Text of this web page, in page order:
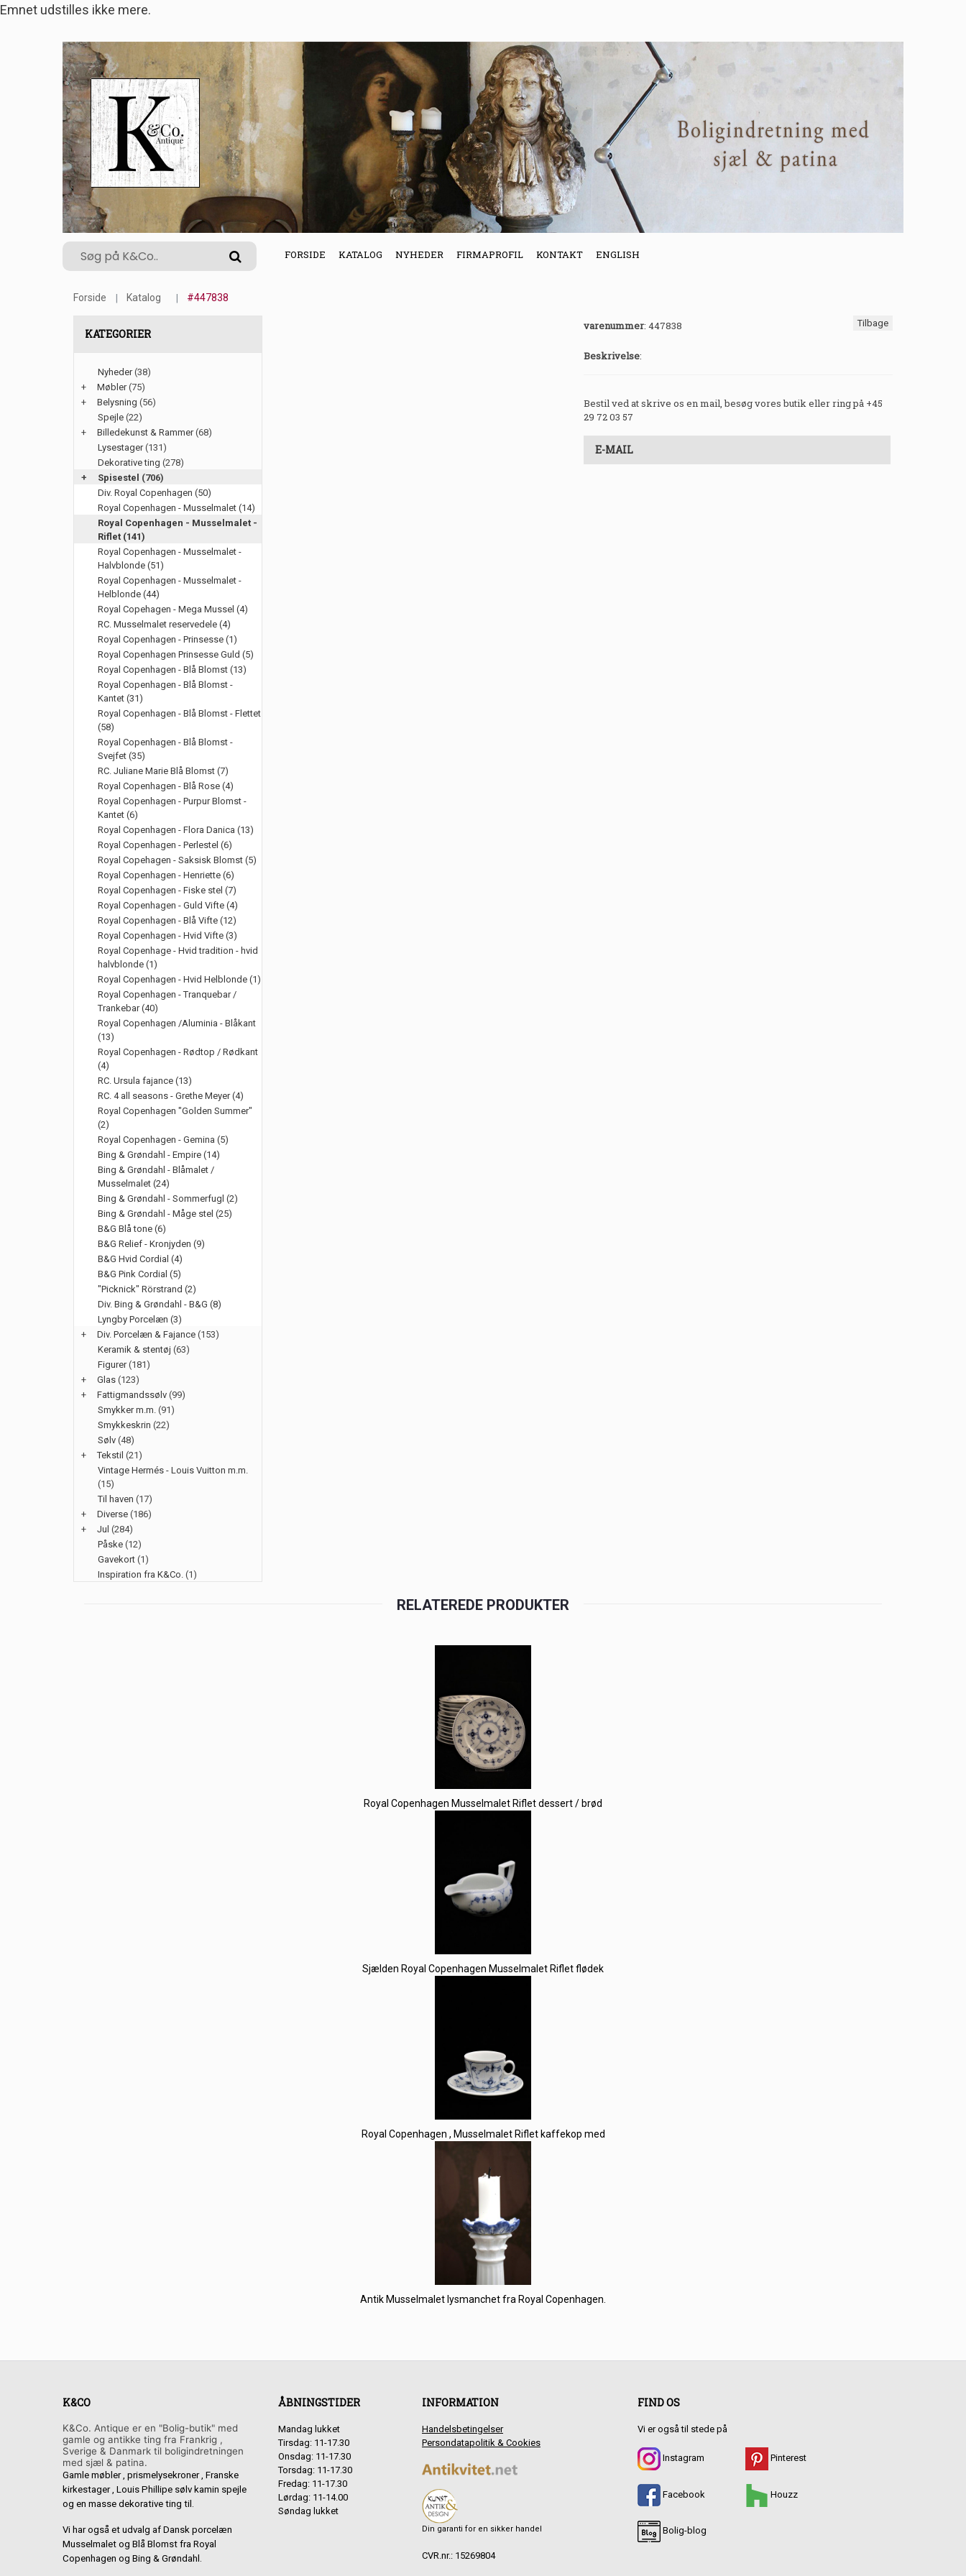
Emnet udstilles ikke mere.
FORSIDE KATALOG NYHEDER FIRMAPROFIL KONTAKT ENGLISH
Forside Katalog #447838
KATEGORIER
Nyheder(38)
+
Møbler(75)
+
Belysning (56)
Spejle (22)
+
Billedekunst & Rammer(68)
Lysestager(131)
Dekorative ting (278)
+
Spisestel (706)
Div. Royal Copenhagen (50)
Royal Copenhagen - Musselmalet (14)
Royal Copenhagen - Musselmalet -
Riflet (141)
Royal Copenhagen - Musselmalet -
Halvblonde (51)
Royal Copenhagen - Musselmalet -
Helblonde (44)
Royal Copehagen - Mega Mussel (4)
RC. Musselmalet reservedele (4)
Royal Copenhagen - Prinsesse (1)
Royal Copenhagen Prinsesse Guld (5)
Royal Copenhagen - Blå Blomst (13)
Royal Copenhagen - Blå Blomst -
Kantet (31)
Royal Copenhagen - Blå Blomst - Flettet
(58)
Royal Copenhagen - Blå Blomst -
Svejfet (35)
RC. Juliane Marie Blå Blomst (7)
Royal Copenhagen - Blå Rose (4)
Royal Copenhagen - Purpur Blomst -
Kantet (6)
Royal Copenhagen - Flora Danica (13)
Royal Copenhagen - Perlestel (6)
Royal Copehagen - Saksisk Blomst (5)
Royal Copenhagen - Henriette (6)
Royal Copenhagen - Fiske stel (7)
Royal Copenhagen - Guld Vifte (4)
Royal Copenhagen - Blå Vifte (12)
Royal Copenhagen - Hvid Vifte (3)
Royal Copenhage - Hvid tradition - hvid
halvblonde (1)
Royal Copenhagen - Hvid Helblonde (1)
Royal Copenhagen - Tranquebar /
Trankebar (40)
Royal Copenhagen /Aluminia - Blåkant
(13)
Royal Copenhagen - Rødtop / Rødkant
(4)
RC. Ursula fajance (13)
RC. 4 all seasons - Grethe Meyer (4)
Royal Copenhagen "Golden Summer"
(2)
Royal Copenhagen - Gemina (5)
Bing & Grøndahl - Empire (14)
Bing & Grøndahl - Blåmalet /
Musselmalet (24)
Bing & Grøndahl - Sommerfugl (2)
Bing & Grøndahl - Måge stel (25)
B&G Blå tone (6)
B&G Relief - Kronjyden (9)
B&G Hvid Cordial (4)
B&G Pink Cordial (5)
"Picknick" Rörstrand (2)
Div. Bing & Grøndahl - B&G (8)
Lyngby Porcelæn (3)
+
Div. Porcelæn & Fajance (153)
Keramik & stentøj (63)
Figurer(181)
+
Glas (123)
+
Fattigmandssølv (99)
Smykker m.m. (91)
Smykkeskrin (22)
Sølv (48)
+
Tekstil (21)
Vintage Hermés - Louis Vuitton m.m.
(15)
Til haven (17)
+
Diverse (186)
+
Jul (284)
Påske (12)
Gavekort (1)
Inspiration fra K&Co. (1)
Tilbage
varenummer: 447838
Beskrivelse:
Bestil ved at skrive os en mail, besøg vores butik eller ring på +45
29 72 03 57
E-MAIL
RELATEREDE PRODUKTER
Royal Copenhagen Musselmalet Riflet dessert / brød
Sjælden Royal Copenhagen Musselmalet Riflet flødek
Royal Copenhagen , Musselmalet Riflet kaffekop med
Antik Musselmalet lysmanchet fra Royal Copenhagen.
K&CO
K&Co. Antique er en "Bolig-butik" med
gamle og antikke ting fra Frankrig ,
Sverige & Danmark til boligindretningen
med sjæl & patina.
Gamle møbler , prismelysekroner , Franske
kirkestager , Louis Phillipe sølv kamin spejle
og en masse dekorative ting til.
Vi har også et udvalg af Dansk porcelæn
Musselmalet og Blå Blomst fra Royal
Copenhagen og Bing & Grøndahl.
ÅBNINGSTIDER
Mandag lukket
Tirsdag: 11-17.30
Onsdag: 11-17.30
Torsdag: 11-17.30
Fredag: 11-17.30
Lørdag: 11-14.00
Søndag lukket
INFORMATION
Handelsbetingelser
Persondatapolitik & Cookies
Din garanti for en sikker handel
CVR.nr.: 15269804
FIND OS
Vi er også til stede på
Instagram
Facebook
Bolig-blog
Pinterest
Houzz